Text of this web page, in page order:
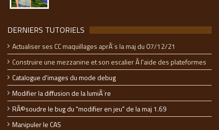
DERNIERS TUTORIELS
Actualiser ses CC maquillages aprÃ¨s la maj du 07/12/21
Construire une mezzanine et son escalier Ã l'aide des plateformes
Catalogue d'images du mode debug
Modifier la diffusion de la lumiÃ¨re
RÃ©soudre le bug du "modifier en jeu" de la maj 1.69
Manipuler le CAS